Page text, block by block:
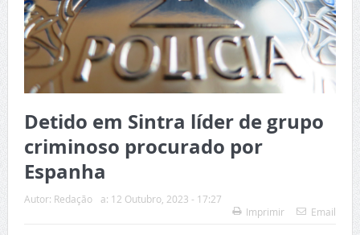
Detido em Sintra líder de grupo
criminoso procurado por
Espanha
Autor: Redação a: 12 Outubro, 2023 - 17:27
Imprimir
Email